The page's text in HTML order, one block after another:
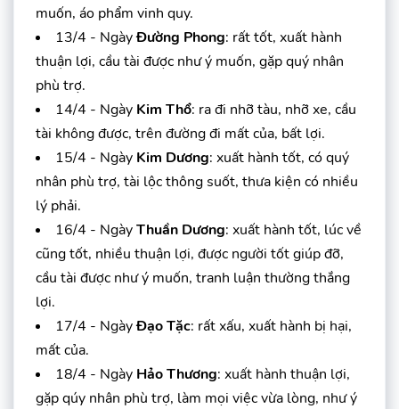
muốn, áo phẩm vinh quy.
13/4 - NgàyĐường Phong: rất tốt, xuất hành
thuận lợi, cầu tài được như ý muốn, gặp quý nhân
phù trợ.
14/4 - Ngày Kim Thổ: ra đi nhỡ tàu, nhỡ xe, cầu
tài không được, trên đường đi mất của, bất lợi.
15/4 - Ngày Kim Dương: xuất hành tốt, có quý
nhân phù trợ, tài lộc thông suốt, thưa kiện có nhiều
lý phải.
16/4 - NgàyThuần Dương: xuất hành tốt, lúc về
cũng tốt, nhiều thuận lợi, được người tốt giúp đỡ,
cầu tài được như ý muốn, tranh luận thường thắng
lợi.
17/4 - NgàyĐạo Tặc: rất xấu, xuất hành bị hại,
mất của.
18/4 - Ngày Hảo Thương: xuất hành thuận lợi,
gặp qúy nhân phù trợ, làm mọi việc vừa lòng, như ý